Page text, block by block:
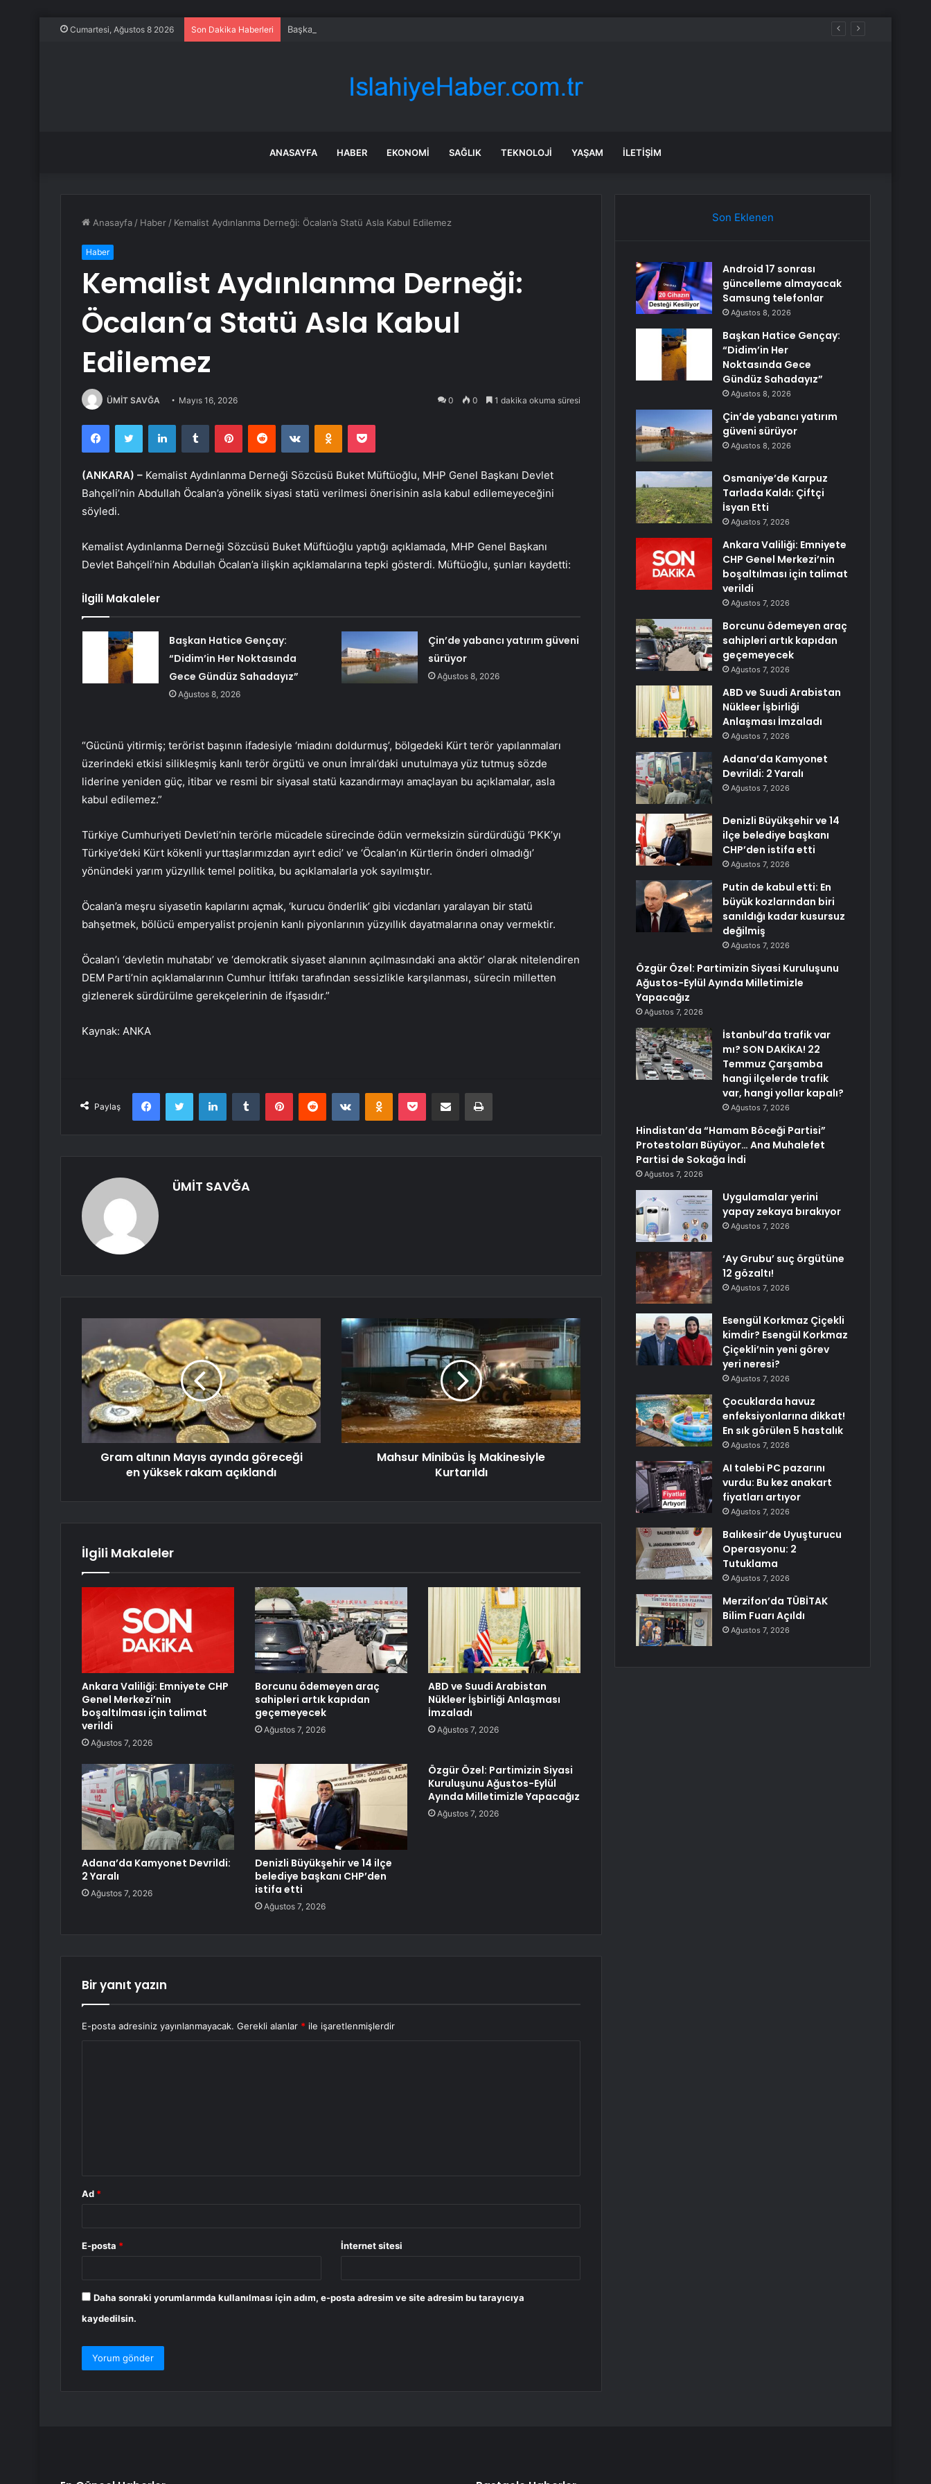
Cumartesi, Ağustos 8 2026 Son Dakika Haberleri Başkan Hatice Gençay: “Didim’in Her Noktasında Gece Gündüz Sahadayız”
ANASAYFA HABER EKONOMI SAĞLIK TEKNOLOJI YAŞAM İLETIŞIM
Anasayfa / Haber / Kemalist Aydınlanma Derneği: Öcalan’a Statü Asla Kabul Edilemez
Haber
Kemalist Aydınlanma Derneği:
Öcalan’a Statü Asla Kabul
Edilemez
ÜMİT SAVĞA Mayıs 16, 2026 0 0 1 dakika okuma süresi
FacebookTwitter LinkedInTumblr PinterestReddit VKontakteOdnoklassniki
Pocket
(ANKARA) – Kemalist Aydınlanma Derneği Sözcüsü Buket Müftüoğlu, MHP Genel Başkanı Devlet
Bahçeli’nin Abdullah Öcalan’a yönelik siyasi statü verilmesi önerisinin asla kabul edilemeyeceğini
söyledi.
Kemalist Aydınlanma Derneği Sözcüsü Buket Müftüoğlu yaptığı açıklamada, MHP Genel Başkanı
Devlet Bahçeli’nin Abdullah Öcalan’a ilişkin açıklamalarına tepki gösterdi. Müftüoğlu, şunları kaydetti:
İlgili Makaleler
Başkan Hatice Gençay:
“Didim’in Her Noktasında
Gece Gündüz Sahadayız”
Ağustos 8, 2026
Çin’de yabancı yatırım güveni
sürüyor
Ağustos 8, 2026
“Gücünü yitirmiş; terörist başının ifadesiyle ‘miadını doldurmuş’, bölgedeki Kürt terör yapılanmaları
üzerindeki etkisi silikleşmiş kanlı terör örgütü ve onun İmralı’daki unutulmaya yüz tutmuş sözde
liderine yeniden güç, itibar ve resmi bir siyasal statü kazandırmayı amaçlayan bu açıklamalar, asla
kabul edilemez.”
Türkiye Cumhuriyeti Devleti’nin terörle mücadele sürecinde ödün vermeksizin sürdürdüğü ‘PKK’yı
Türkiye’deki Kürt kökenli yurttaşlarımızdan ayırt edici’ ve ‘Öcalan’ın Kürtlerin önderi olmadığı’
yönündeki yarım yüzyıllık temel politika, bu açıklamalarla yok sayılmıştır.
Öcalan’a meşru siyasetin kapılarını açmak, ‘kurucu önderlik’ gibi vicdanları yaralayan bir statü
bahşetmek, bölücü emperyalist projenin kanlı piyonlarının yüzyıllık dayatmalarına onay vermektir.
Öcalan’ı ‘devletin muhatabı’ ve ‘demokratik siyaset alanının açılmasındaki ana aktör’ olarak nitelendiren
DEM Parti’nin açıklamalarının Cumhur İttifakı tarafından sessizlikle karşılanması, sürecin milletten
gizlenerek sürdürülme gerekçelerinin de ifşasıdır.”
Kaynak: ANKA
Paylaş
FacebookTwitter LinkedInTumblr PinterestReddit VKontakteOdnoklassniki
Pocket E-Posta ile paylaş Yazdır
ÜMİT SAVĞA
Gram altının Mayıs ayında göreceği
en yüksek rakam açıklandı
Mahsur Minibüs İş Makinesiyle
Kurtarıldı
İlgili Makaleler
Ankara Valiliği: Emniyete CHP
Genel Merkezi’nin
boşaltılması için talimat
verildi
Ağustos 7, 2026
Borcunu ödemeyen araç
sahipleri artık kapıdan
geçemeyecek
Ağustos 7, 2026
ABD ve Suudi Arabistan
Nükleer İşbirliği Anlaşması
İmzaladı
Ağustos 7, 2026
Adana’da Kamyonet Devrildi:
2 Yaralı
Ağustos 7, 2026
Denizli Büyükşehir ve 14 ilçe
belediye başkanı CHP’den
istifa etti
Ağustos 7, 2026
Özgür Özel: Partimizin Siyasi
Kuruluşunu Ağustos-Eylül
Ayında Milletimizle Yapacağız
Ağustos 7, 2026
Bir yanıt yazın
E-posta adresiniz yayınlanmayacak. Gerekli alanlar * ile işaretlenmişlerdir
Ad *
E-posta * İnternet sitesi
Daha sonraki yorumlarımda kullanılması için adım, e-posta adresim ve site adresim bu tarayıcıya
kaydedilsin.
Son Eklenen
Android 17 sonrası
güncelleme almayacak
Samsung telefonlar
Ağustos 8, 2026
Başkan Hatice Gençay:
“Didim’in Her
Noktasında Gece
Gündüz Sahadayız”
Ağustos 8, 2026
Çin’de yabancı yatırım
güveni sürüyor
Ağustos 8, 2026
Osmaniye’de Karpuz
Tarlada Kaldı: Çiftçi
İsyan Etti
Ağustos 7, 2026
Ankara Valiliği: Emniyete
CHP Genel Merkezi’nin
boşaltılması için talimat
verildi
Ağustos 7, 2026
Borcunu ödemeyen araç
sahipleri artık kapıdan
geçemeyecek
Ağustos 7, 2026
ABD ve Suudi Arabistan
Nükleer İşbirliği
Anlaşması İmzaladı
Ağustos 7, 2026
Adana’da Kamyonet
Devrildi: 2 Yaralı
Ağustos 7, 2026
Denizli Büyükşehir ve 14
ilçe belediye başkanı
CHP’den istifa etti
Ağustos 7, 2026
Putin de kabul etti: En
büyük kozlarından biri
sanıldığı kadar kusursuz
değilmiş
Ağustos 7, 2026
Özgür Özel: Partimizin Siyasi Kuruluşunu
Ağustos-Eylül Ayında Milletimizle
Yapacağız
Ağustos 7, 2026
İstanbul’da trafik var
mı? SON DAKİKA! 22
Temmuz Çarşamba
hangi ilçelerde trafik
var, hangi yollar kapalı?
Ağustos 7, 2026
Hindistan’da “Hamam Böceği Partisi”
Protestoları Büyüyor… Ana Muhalefet
Partisi de Sokağa İndi
Ağustos 7, 2026
Uygulamalar yerini
yapay zekaya bırakıyor
Ağustos 7, 2026
‘Ay Grubu’ suç örgütüne
12 gözaltı!
Ağustos 7, 2026
Esengül Korkmaz Çiçekli
kimdir? Esengül Korkmaz
Çiçekli’nin yeni görev
yeri neresi?
Ağustos 7, 2026
Çocuklarda havuz
enfeksiyonlarına dikkat!
En sık görülen 5 hastalık
Ağustos 7, 2026
AI talebi PC pazarını
vurdu: Bu kez anakart
fiyatları artıyor
Ağustos 7, 2026
Balıkesir’de Uyuşturucu
Operasyonu: 2
Tutuklama
Ağustos 7, 2026
Merzifon’da TÜBİTAK
Bilim Fuarı Açıldı
Ağustos 7, 2026